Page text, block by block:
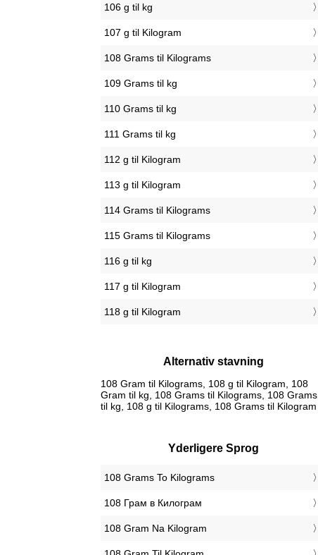
106 g til kg
107 g til Kilogram
108 Grams til Kilograms
109 Grams til kg
110 Grams til kg
111 Grams til kg
112 g til Kilogram
113 g til Kilogram
114 Grams til Kilograms
115 Grams til Kilograms
116 g til kg
117 g til Kilogram
118 g til Kilogram
Alternativ stavning
108 Gram til Kilograms, 108 g til Kilogram, 108
Gram til kg, 108 Grams til Kilograms, 108 Grams
til kg, 108 g til Kilograms, 108 Grams til Kilogram
Yderligere Sprog
‎108 Grams To Kilograms
‎108 Грам в Килограм
‎108 Gram Na Kilogram